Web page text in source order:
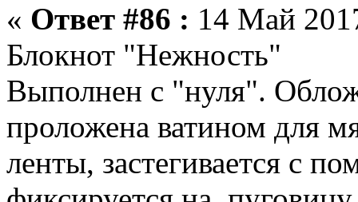
« Ответ #86 : 14 Май
Блокнот "Нежность"
Выполнен с "нуля".
проложена ватином для
ленты, застегивается с